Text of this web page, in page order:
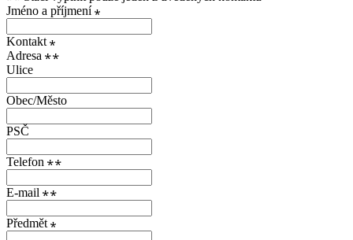
Jméno a příjmení
Kontakt
Adresa
Ulice
Obec/Město
PSČ
Telefon
E-mail
Předmět